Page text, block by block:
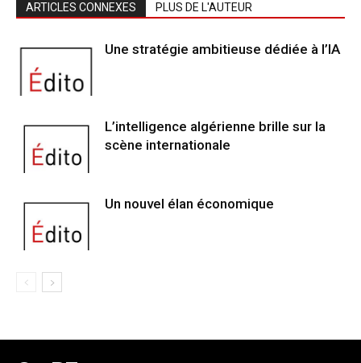
ARTICLES CONNEXES PLUS DE L'AUTEUR
Une stratégie ambitieuse dédiée à l’IA
L’intelligence algérienne brille sur la
scène internationale
Un nouvel élan économique